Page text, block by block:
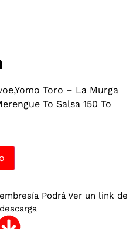
Toro – La Murga
To Salsa 150 To
Podrá Ver un link de
descarga